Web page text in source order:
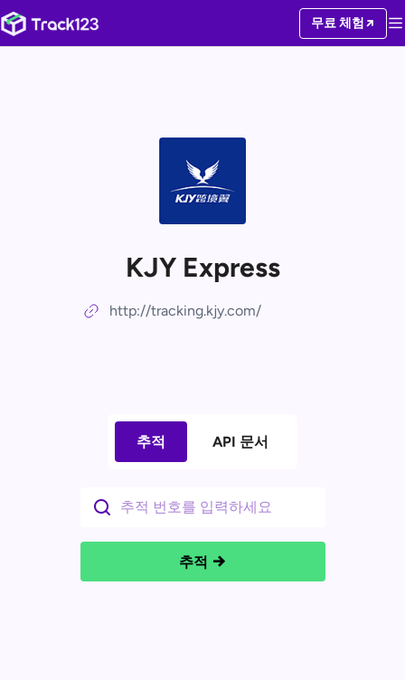
무료 체험
KJY Express
http://tracking.kjy.com/
추적 API 문서
추적